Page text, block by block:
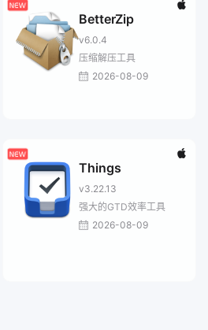
BetterZip
v6.0.4
压缩解压工具
2026-08-09
Things
v3.22.13
强大的GTD效率工具
2026-08-09